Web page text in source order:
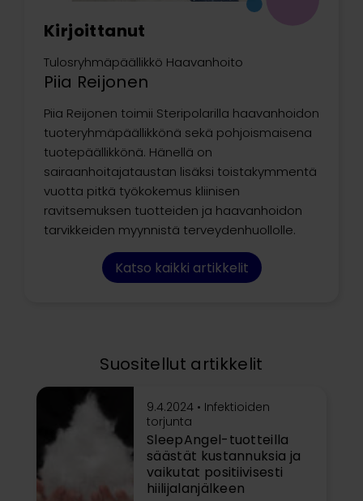
Kirjoittanut
Tulosryhmäpäällikkö Haavanhoito
Piia Reijonen
Piia Reijonen toimii Steripolarilla haavanhoidon
tuoteryhmäpäällikkönä sekä pohjoismaisena
tuotepäällikkönä. Hänellä on
sairaanhoitajataustan lisäksi toistakymmentä
vuotta pitkä työkokemus kliinisen
ravitsemuksen tuotteiden ja haavanhoidon
tarvikkeiden myynnistä terveydenhuollolle.
Katso kaikki artikkelit
Suositellut artikkelit
9.4.2024 • Infektioiden
torjunta
SleepAngel-tuotteilla
säästät kustannuksia ja
vaikutat positiivisesti
hiilijalanjälkeen